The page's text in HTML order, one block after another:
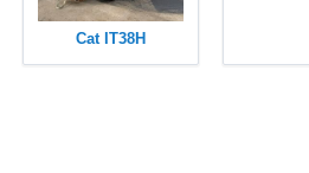
Cat IT38H